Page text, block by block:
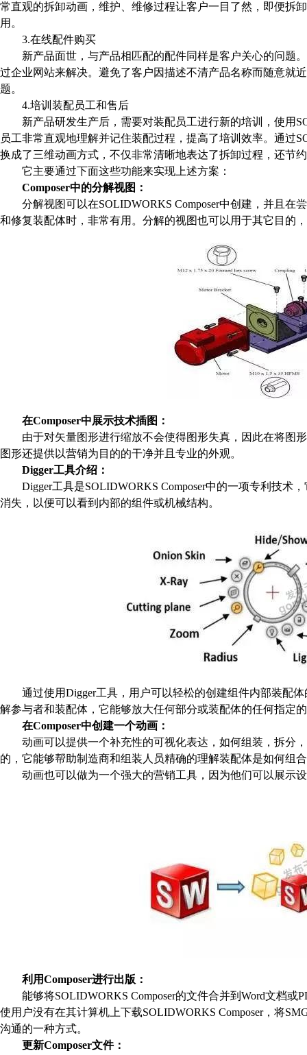
常直观的拆卸动画，维护、维修过程让客户一目了然，即便拆
用。
3.在线配件购买
新产品面世，与产品相匹配的配件同样是客户关心的问题
过企业网站来解决。避免了客户因描述不清产品名称而随意就
题。
4.培训装配员工和售后
新产品研发生产后，需要对装配员工进行新的培训，使用
员工非常直观地理解并记住装配过程，提高了培训效率。通过
换成了三维动画方式，不仅非常清晰地表达了拆卸过程，还节
它主要通过下面这些功能来实现上述方案：
Composer中的分解视图：
分解视图可以在SOLIDWORKS Composer中创建，并且在
和修复装配体时，非常有用。分解的视图也可以用于其它目的
在Composer中展示技术插图：
由于对矢量图形进行缩放不会使得图形失真，因此在将图
图形还提供以营销为目的的干净并且专业的外观。
Digger工具介绍：
Digger工具是SOLIDWORKS Composer中的一项专利技术
消失，以便可以看到内部的组件或机械结构。
通过使用Digger工具，用户可以轻松的创建组件内部装配
解参与者和装配体，它能够放大任何部分或装配体的任何指定
在Composer中创建一个动画：
动画可以提供一个补充性的可视化表达，如何组装，拆分
的，它能够帮助制造商和组装人员精确的理解装配体是如何组
动画也可以做为一个强大的营销工具，因为他们可以展示
利用Composer进行出版：
能够将SOLIDWORKS Composer的文件合并到 Word文档或
使用户没有在其计算机上下载SOLIDWORKS Composer，将
沟通的一种方式。
更新Composer文件：